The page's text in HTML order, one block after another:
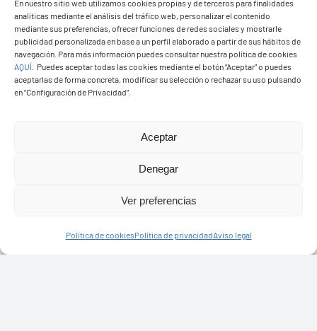
En nuestro sitio web utilizamos cookies propias y de terceros para finalidades
analíticas mediante el análisis del tráfico web, personalizar el contenido
mediante sus preferencias, ofrecer funciones de redes sociales y mostrarle
publicidad personalizada en base a un perfil elaborado a partir de sus hábitos de
navegación. Para más información puedes consultar nuestra política de cookies
AQUÍ
Puedes aceptar todas las cookies mediante el botón “Aceptar” o puedes
aceptarlas de forma concreta, modificar su selección o rechazar su uso pulsando
en “Configuración de Privacidad”.
Aceptar
Denegar
Ver preferencias
Política de cookiesPolítica de privacidadAviso legal
928 83 62 20